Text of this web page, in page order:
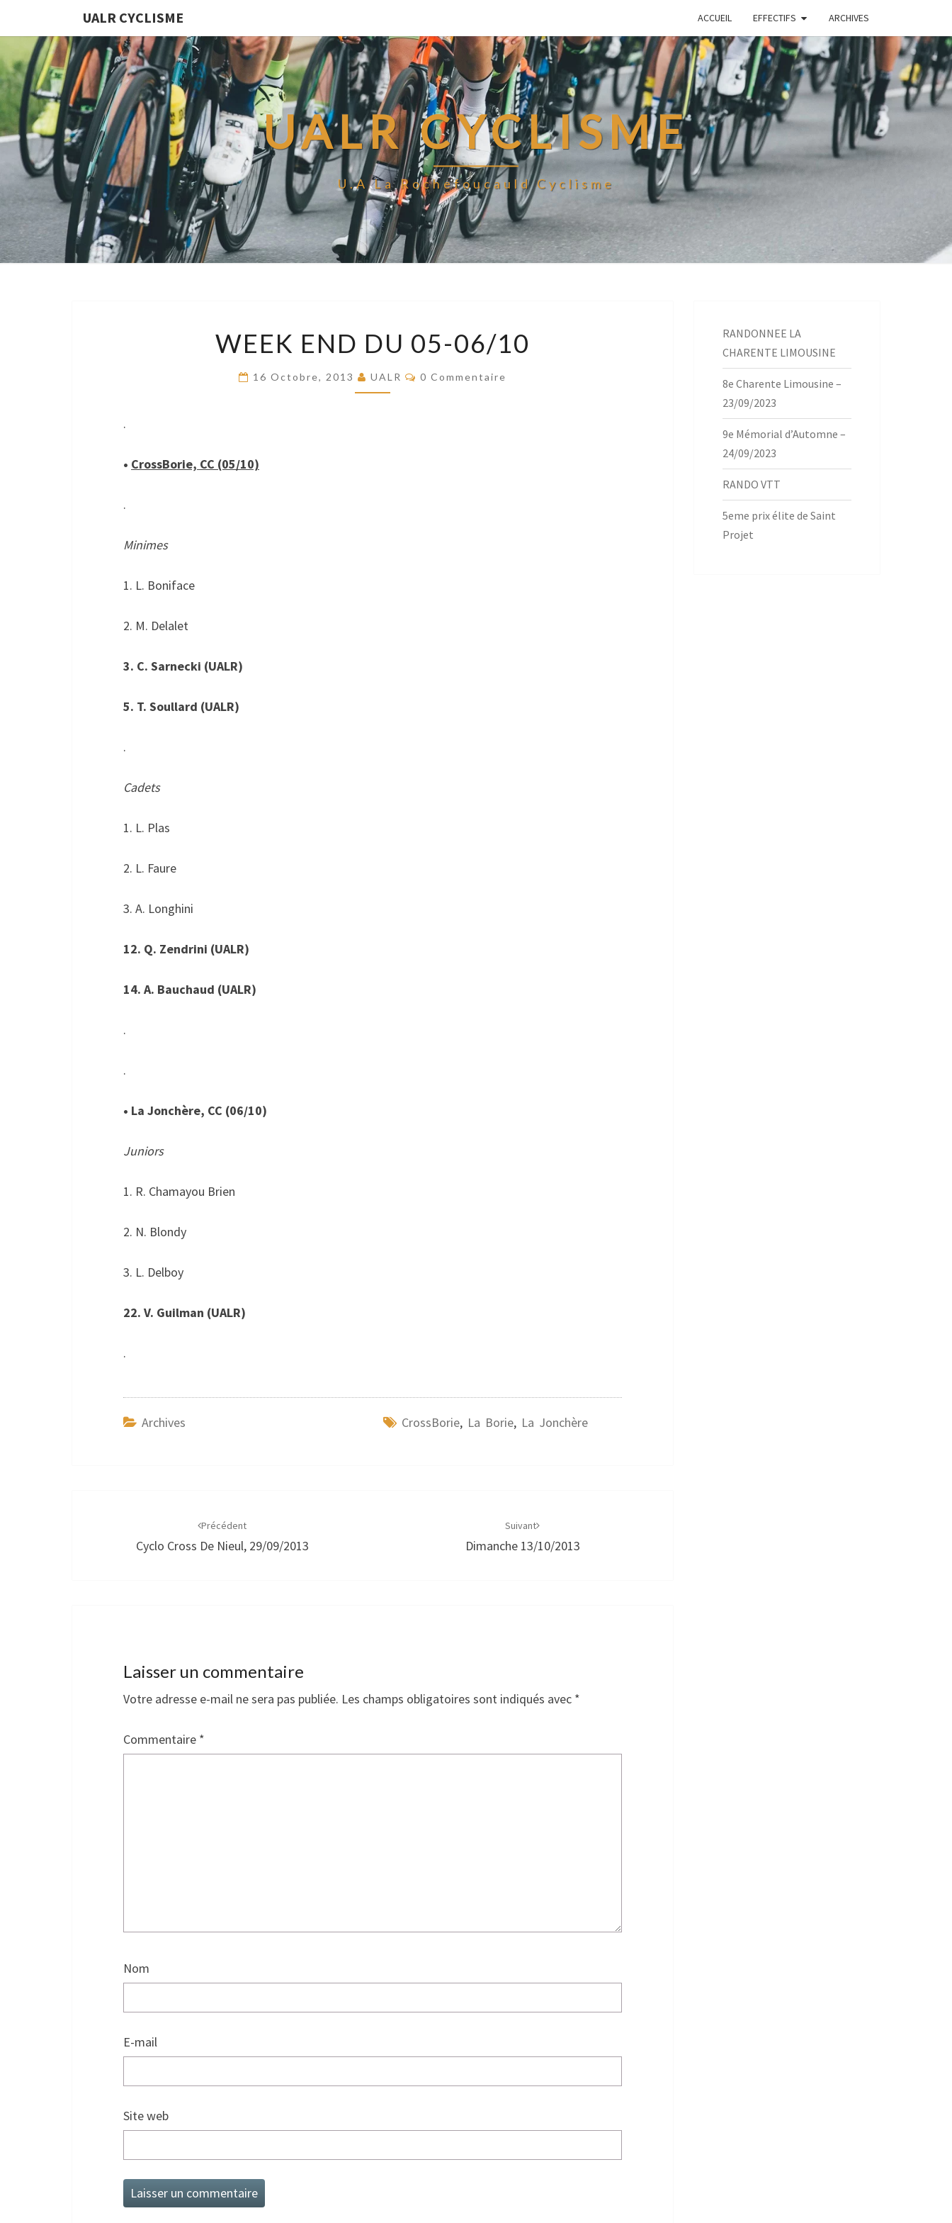
UALR CYCLISME ACCUEIL EFFECTIFS ARCHIVES
UALR CYCLISME
U.A La Rochefoucauld Cyclisme
END
WEEK END DU 05-06/10
16 Octobre, 2013 UALR Commentaires
0 Commentaire
.
• CrossBorie, CC (05/10)
.
Minimes
1. L. Boniface
2. M. Delalet
3. C. Sarnecki (UALR)
5. T. Soullard (UALR)
.
Cadets
1. L. Plas
2. L. Faure
3. A. Longhini
12. Q. Zendrini (UALR)
14. A. Bauchaud (UALR)
.
.
• La Jonchère, CC (06/10)
Juniors
1. R. Chamayou Brien
2. N. Blondy
3. L. Delboy
22. V. Guilman (UALR)
.
Archives CrossBorie, La Borie, La Jonchère
Précédent
Cyclo Cross De Nieul, 29/09/2013
Suivant
Dimanche 13/10/2013
Laisser un commentaire
Votre adresse e-mail ne sera pas publiée. Les champs obligatoires sont indiqués avec *
Commentaire *
Nom
E-mail
Site web
RANDONNEE LA
CHARENTE LIMOUSINE
8e Charente Limousine –
23/09/2023
9e Mémorial d’Automne –
24/09/2023
RANDO VTT
5eme prix élite de Saint
Projet